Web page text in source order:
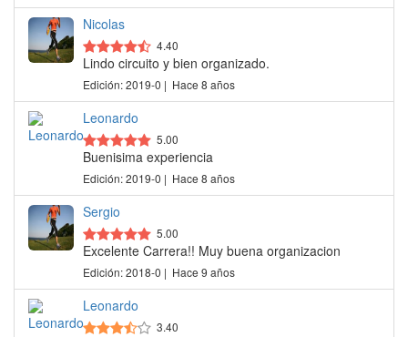
Nicolas
4.40
Lindo circuito y bien organizado.
Edición: 2019-0 | Hace 8 años
Leonardo
5.00
Buenisima experiencia
Edición: 2019-0 | Hace 8 años
Sergio
5.00
Excelente Carrera!! Muy buena organizacion
Edición: 2018-0 | Hace 9 años
Leonardo
3.40